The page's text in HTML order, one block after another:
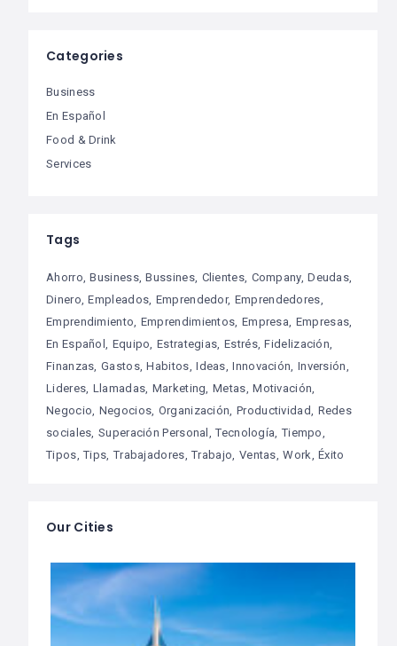
Categories
Business
En Español
Food & Drink
Services
Tags
Ahorro Business Bussines Clientes Company Deudas
Dinero Empleados Emprendedor Emprendedores
Emprendimiento Emprendimientos Empresa Empresas
En Español Equipo Estrategias Estrés Fidelización
Finanzas Gastos Habitos Ideas Innovación Inversión
Lideres Llamadas Marketing Metas Motivación
Negocio Negocios Organización Productividad Redes
sociales Superación Personal Tecnología Tiempo
Tipos Tips Trabajadores Trabajo Ventas Work Éxito
Our Cities